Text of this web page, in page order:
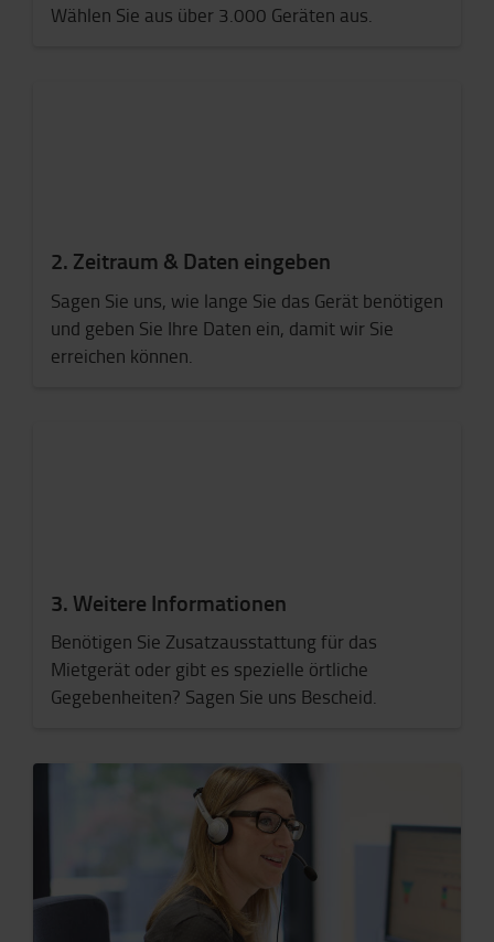
Wählen Sie aus über 3.000 Geräten aus.
2. Zeitraum & Daten eingeben
Sagen Sie uns, wie lange Sie das Gerät benötigen
und geben Sie Ihre Daten ein, damit wir Sie
erreichen können.
3. Weitere Informationen
Benötigen Sie Zusatzausstattung für das
Mietgerät oder gibt es spezielle örtliche
Gegebenheiten? Sagen Sie uns Bescheid.